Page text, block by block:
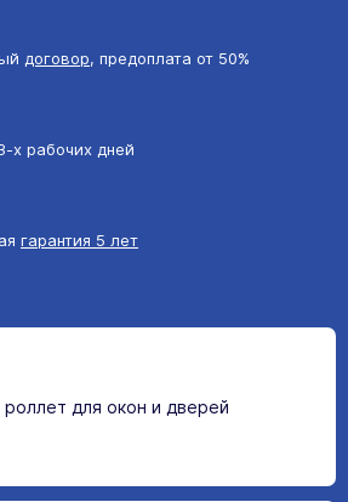
договор, предоплата от 50%
х рабочих дней
гарантия 5 лет
для окон и дверей